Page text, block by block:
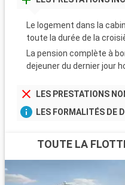
Le logement dans la
toute la durée de la
La pension complète à
dejeuner du dernier jour
LES PRESTATIONS
LES FORMALITÉS DE
TOUTE LA